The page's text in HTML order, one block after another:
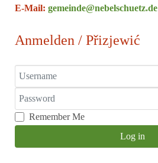
E-Mail: gemeinde@nebelschuetz.de
Anmelden / Přizjewić
Username
Password
Remember Me
Log in